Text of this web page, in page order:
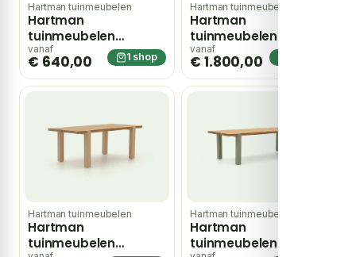
Hartman tuinmeubelen
Hartman
tuinmeubelen
Alexandra dining
tuintafel
170x100x75cm – Wit
vanaf
€ 640,00 1 shop
Hartman tuinmeubelen
Hartman
tuinmeubelen
Almeria dining
tuintafel
200x100x77cm –
vanaf
€ 1.800,00
Hartman tuinmeubelen
Hartman
tuinmeubelen
Hartman tuinmeubelen
Hartman
tuinmeubelen